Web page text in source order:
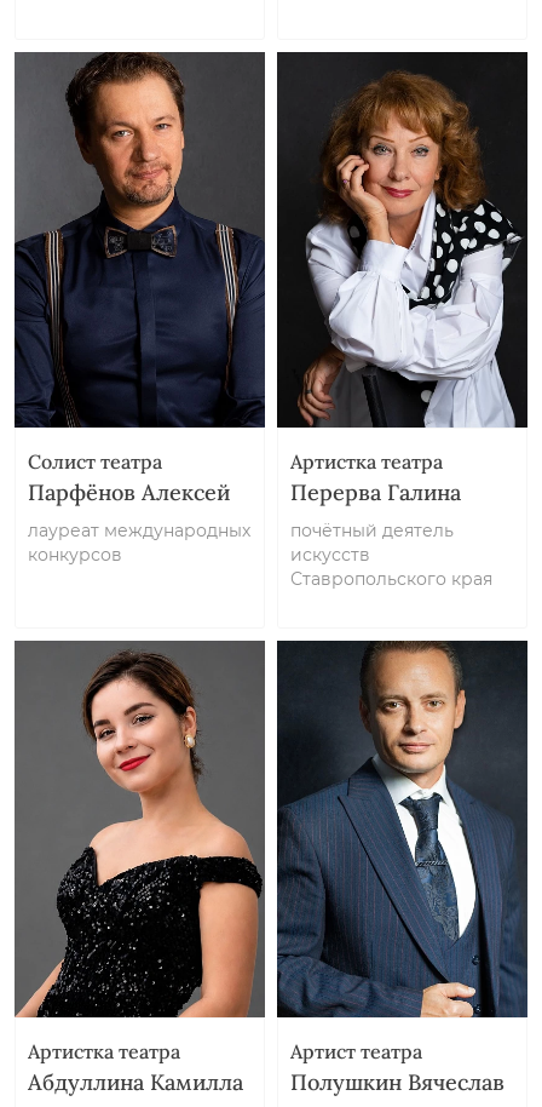
Солист театра
Парфёнов Алексей
лауреат международных
конкурсов
Артистка театра
Перерва Галина
почётный деятель
искусств
Ставропольского края
Артистка театра
Абдуллина Камилла
Артист театра
Полушкин Вячеслав